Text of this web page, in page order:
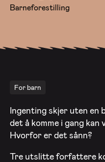
Barneforestilling
For barn
Ingenting skjer uten en
det å komme i gang
Hvorfor er det sånn?
Tre utslitte forfattere